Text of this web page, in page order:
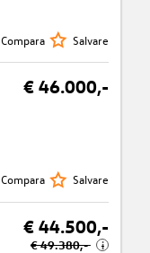
Compara Salvare
€ 46.000,-
Compara Salvare
€ 44.500,-
€ 49.380,- i